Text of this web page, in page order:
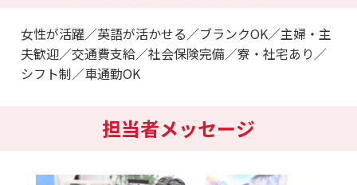
女性が活躍／英語が活かせる／ブランクOK／主婦・主
夫歓迎／交通費支給／社会保険完備／寮・社宅あり／
シフト制／車通勤OK
担当者メッセージ